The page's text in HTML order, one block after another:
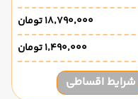
۱۸٬۷۹۰٬۰۰۰ تومان
۱٬۴۹۰٬۰۰۰ تومان
شرایط اقساطی